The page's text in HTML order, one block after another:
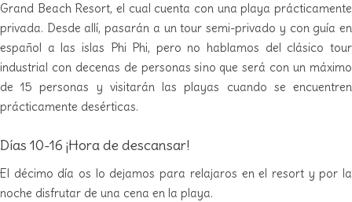
Grand Beach Resort, el cual cuenta con una playa prácticamente
privada. Desde allí, pasarán a un tour semi-privado y con guía en
español a las islas Phi Phi, pero no hablamos del clásico tour
industrial con decenas de personas sino que será con un máximo
de 15 personas y visitarán las playas cuando se encuentren
prácticamente desérticas.
Días 10-16 ¡Hora de descansar!
El décimo día os lo dejamos para relajaros en el resort y por la
noche disfrutar de una cena en la playa.